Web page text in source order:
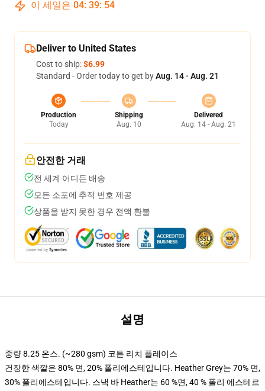
이 세일은 04: 39: 54
Deliver to United States
Cost to ship:$6.99
Standard - Order today to get byAug. 14 - Aug. 21
Production
Today
Shipping
Aug. 10
Delivered
Aug. 14 - Aug. 21
안전한 거래
전 세계 어디든 배송
모든 소포에 추적 번호 제공
상품을 받지 못한 경우 전액 환불
설명
중량 8.25 온스. (~280 gsm) 코튼 리치 플레이스
건장한 색깔은 80% 면, 20% 폴리에스테입니다. Heather Grey는 70% 면,
30% 폴리에스테입니다. 스낵 바 Heather는 60 %면, 40 % 폴리 에스테르